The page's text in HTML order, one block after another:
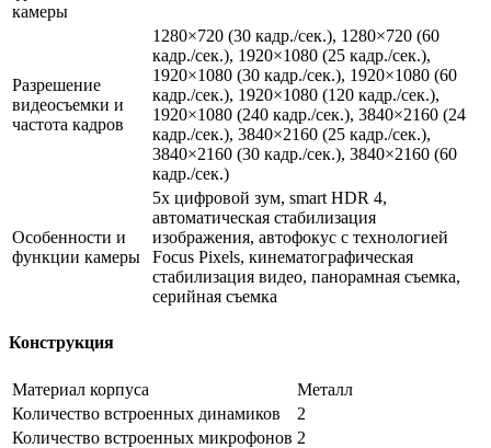
камеры
Разрешение
видеосъемки и
частота кадров
1280×720 (30 кадр./сек.), 1280×720 (60
кадр./сек.), 1920×1080 (25 кадр./сек.),
1920×1080 (30 кадр./сек.), 1920×1080 (60
кадр./сек.), 1920×1080 (120 кадр./сек.),
1920×1080 (240 кадр./сек.), 3840×2160 (24
кадр./сек.), 3840×2160 (25 кадр./сек.),
3840×2160 (30 кадр./сек.), 3840×2160 (60
кадр./сек.)
Особенности и
функции камеры
5х цифровой зум, smart HDR 4,
автоматическая стабилизация
изображения, автофокус с технологией
Focus Pixels, кинематографическая
стабилизация видео, панорамная съемка,
серийная съемка
Конструкция
Материал корпуса
Металл
Количество встроенных динамиков
2
Количество встроенных микрофонов 2